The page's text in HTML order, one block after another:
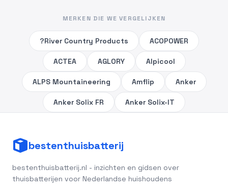
MERKEN DIE WE VERGELIJKEN
?River Country Products ACOPOWER
ACTEA AGLORY Alpicool
ALPS Mountaineering Amflip Anker
Anker Solix FR Anker Solix-IT
bestenthuisbatterij
bestenthuisbatterij.nl - inzichten en gidsen over
thuisbatterijen voor Nederlandse huishoudens